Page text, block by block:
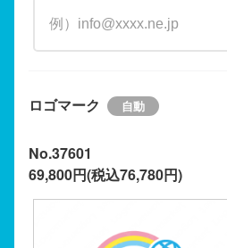
ロゴマーク
No.37601
69,800円(税込76,780円)